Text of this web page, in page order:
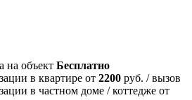
на объект Бесплатно
в квартире от 2200 руб. / вызов
в частном доме / коттедже от